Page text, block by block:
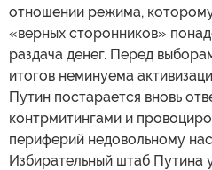
отношении режима,
«верных сторонников»
раздача денег. Перед
итогов неминуема
Путин постарается вновь
контрмитингами и
периферий недовольному
Избирательный штаб Путина